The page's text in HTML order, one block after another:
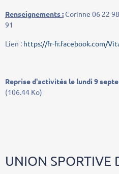
Renseignements :Corinne 06 22
91
Lien : https://fr-fr.facebook.com/
Reprise d'activités le lundi 9
(106.44 Ko)
UNION SPORTIVE